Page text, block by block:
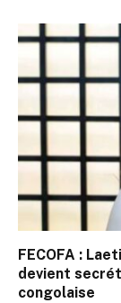
FECOFA :
devient
congolaise